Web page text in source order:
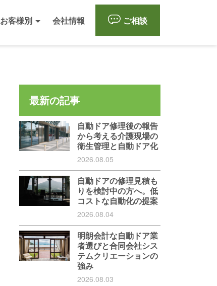
お客様別 会社情報 ご相談
最新の記事
自動ドア修理後の報告
から考える介護現場の
衛生管理と自動ドア化
2026.08.05
自動ドアの修理見積も
りを検討中の方へ。低
コストな自動化の提案
2026.08.04
明朗会計な自動ドア業
者選びと合同会社シス
テムクリエーションの
強み
2026.08.03